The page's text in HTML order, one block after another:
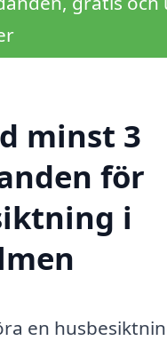
minst 3
för
i
en